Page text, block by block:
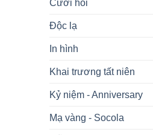
Cưới hỏi
Độc lạ
In hình
Khai trương tất niên
Kỷ niệm - Anniversary
Mạ vàng - Socola